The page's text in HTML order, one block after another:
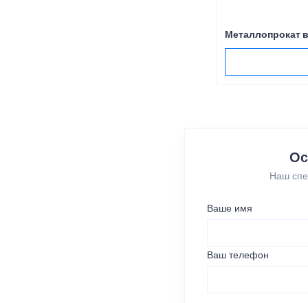
Металлопрокат
Наш
Ваше имя
Ваш телефон